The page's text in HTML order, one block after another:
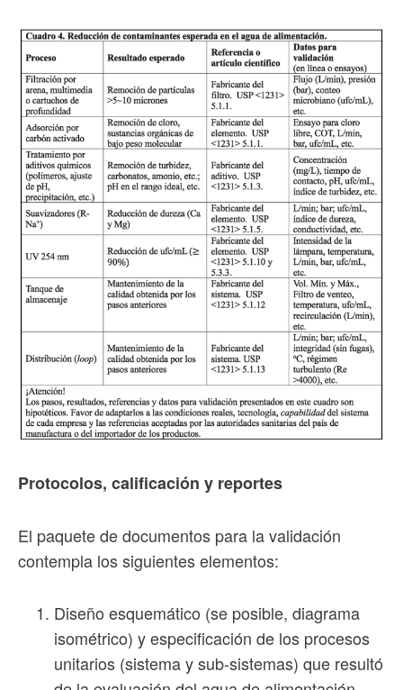
Protocolos, calificación y reportes
El paquete de documentos para la validación
contempla los siguientes elementos:
Diseño esquemático (se posible, diagrama
isométrico) y especificación de los procesos
unitarios (sistema y sub-sistemas) que resultó